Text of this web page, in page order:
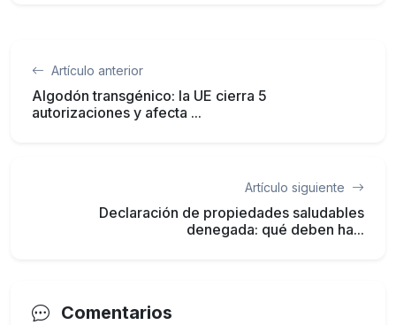
Artículo anterior
Algodón transgénico: la UE cierra 5
autorizaciones y afecta ...
Artículo siguiente
Declaración de propiedades saludables
denegada: qué deben ha...
Comentarios